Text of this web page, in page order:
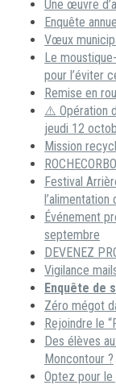
Une œuvre
Enquête
Vœux
Le
pour l’éviter
Remise en
⚠️ Opération
jeudi 12
Mission
Festival
l’alimentation
Événement
septembre
DEVENEZ
Vigilance
Enquête de
Zéro mégot
Rejoindre le
Des élèves
Moncontour ?
Optez pour